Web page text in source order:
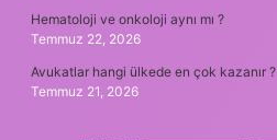
Hematoloji ve onkoloji aynı mı ?
Temmuz 22, 2026
Avukatlar hangi ülkede en çok kazanır ?
Temmuz 21, 2026